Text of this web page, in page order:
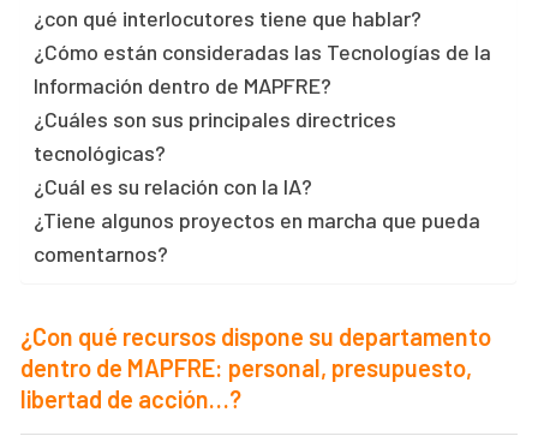
¿con qué interlocutores tiene que hablar?
¿Cómo están consideradas las Tecnologías de la
Información dentro de MAPFRE?
¿Cuáles son sus principales directrices
tecnológicas?
¿Cuál es su relación con la IA?
¿Tiene algunos proyectos en marcha que pueda
comentarnos?
¿Con qué recursos dispone su departamento
dentro de MAPFRE: personal, presupuesto,
libertad de acción…?